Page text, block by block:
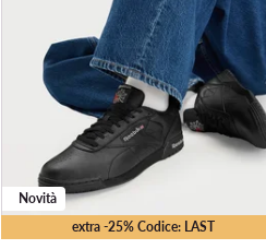
extra -25% Codice: LAST
Novità